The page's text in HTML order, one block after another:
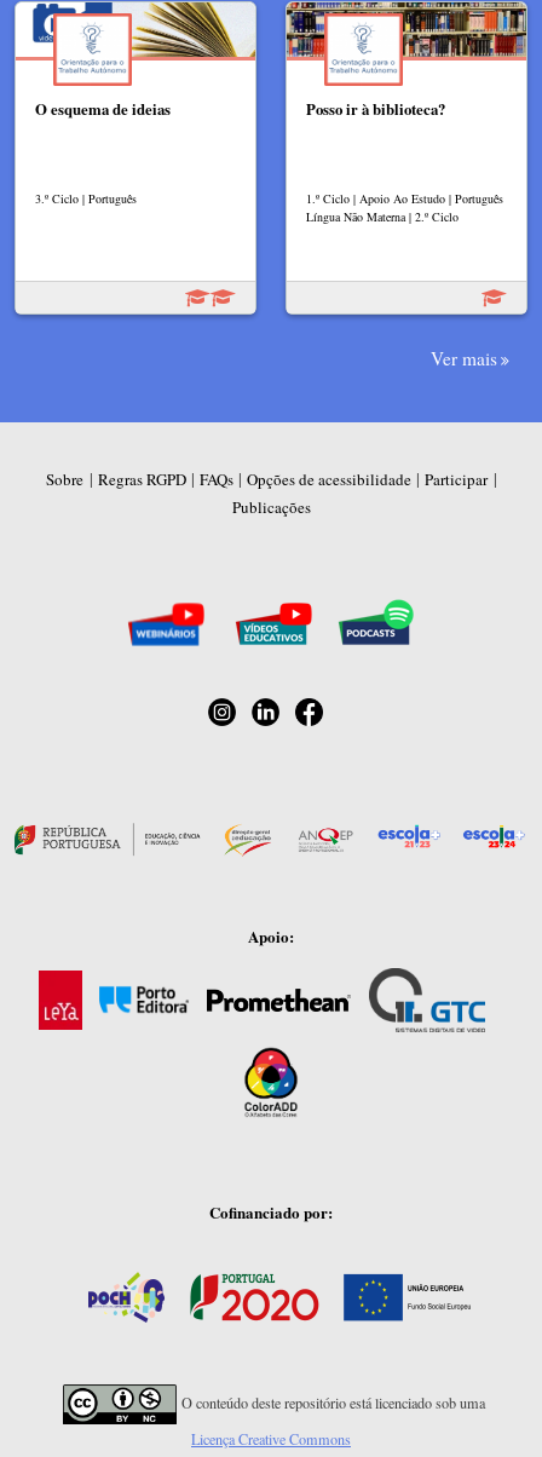
O esquema de ideias
3.º Ciclo | Português
Posso ir à biblioteca?
1.º Ciclo | Apoio Ao Estudo | Português
Língua Não Materna | 2.º Ciclo
Ver mais
Sobre | Regras RGPD| FAQs| Opções de acessibilidade| Participar|
Publicações
Apoio:
Cofinanciado por:
O conteúdo deste repositório está licenciado sob uma
Licença Creative Commons